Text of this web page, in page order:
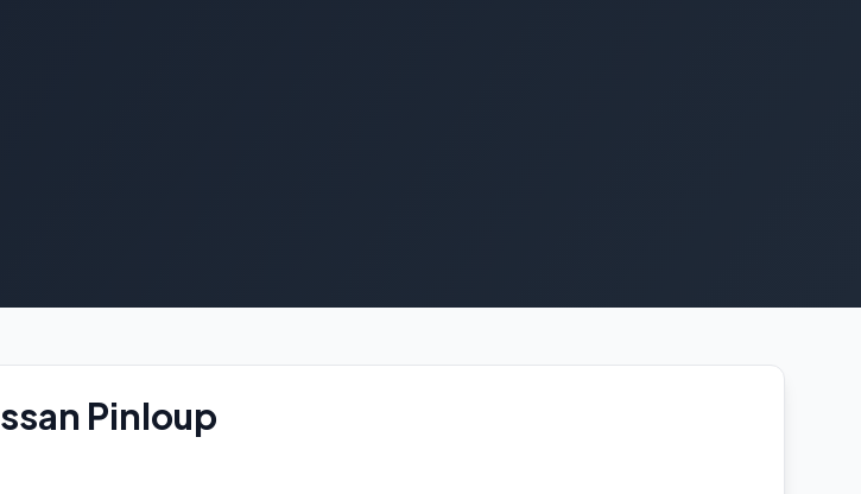
Pinloup